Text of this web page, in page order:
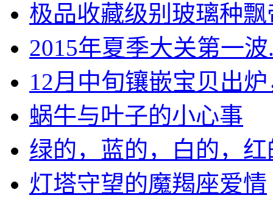
极品收藏级别玻璃种飘
2015年夏季大关第一波
12月中旬镶嵌宝贝出炉
蜗牛与叶子的小心事
绿的，蓝的，白的，红
灯塔守望的魔羯座爱情